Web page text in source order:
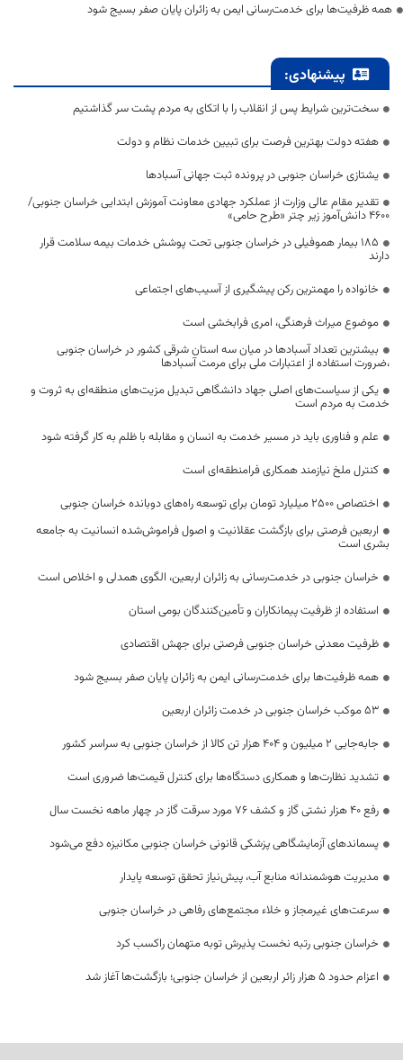
همه ظرفیت‌ها برای خدمت‌رسانی ایمن به زائران پایان صفر بسیج شود
پیشنهادی:
سخت‌ترین شرایط پس از انقلاب را با اتکای به مردم پشت سر گذاشتیم
هفته دولت بهترین فرصت برای تبیین خدمات نظام و دولت
یشتازی خراسان جنوبی در پرونده ثبت جهانی آسبادها
تقدیر مقام عالی وزارت از عملکرد جهادی معاونت آموزش ابتدایی خراسان جنوبی/
۴۶۰۰ دانش‌آموز زیر چتر «طرح حامی»
۱۸۵ بیمار هموفیلی در خراسان جنوبی تحت پوشش خدمات بیمه سلامت قرار
دارند
خانواده را مهمترین رکن پیشگیری از آسیب‌های اجتماعی
موضوع میراث فرهنگی، امری فرابخشی است
بیشترین تعداد آسبادها در میان سه استان شرقی کشور در خراسان جنوبی
،ضرورت استفاده از اعتبارات ملی برای مرمت آسبادها
یکی از سیاست‌های اصلی جهاد دانشگاهی تبدیل مزیت‌های منطقه‌ای به ثروت و
خدمت به مردم است
علم و فناوری باید در مسیر خدمت به انسان و مقابله با ظلم به کار گرفته شود
کنترل ملخ نیازمند همکاری فرامنطقه‌ای است
اختصاص 2500 میلیارد تومان برای توسعه راه‌های دوبانده خراسان جنوبی
اربعین فرصتی برای بازگشت عقلانیت و اصول فراموش‌شده انسانیت به جامعه
بشری است
خراسان جنوبی در خدمت‌رسانی به زائران اربعین، الگوی همدلی و اخلاص است
استفاده از ظرفیت پیمانکاران و تأمین‌کنندگان بومی استان
ظرفیت معدنی خراسان جنوبی فرصتی برای جهش اقتصادی
همه ظرفیت‌ها برای خدمت‌رسانی ایمن به زائران پایان صفر بسیج شود
53 موکب خراسان جنوبی در خدمت زائران اربعین
جابه‌جایی 2 میلیون و 404 هزار تن کالا از خراسان جنوبی به سراسر کشور
تشدید نظارت‌ها و همکاری دستگاه‌ها برای کنترل قیمت‌ها ضروری است
رفع 40 هزار نشتی گاز و کشف 76 مورد سرقت گاز در چهار ماهه نخست سال
پسماندهای آزمایشگاهی پزشکی قانونی خراسان جنوبی مکانیزه دفع می‌شود
مدیریت هوشمندانه منابع آب، پیش‌نیاز تحقق توسعه پایدار
سرعت‌های غیرمجاز و خلاء مجتمع‌های رفاهی در خراسان جنوبی
خراسان جنوبی رتبه نخست پذیرش توبه متهمان راکسب کرد
اعزام حدود 5 هزار زائر اربعین از خراسان جنوبی؛ بازگشت‌ها آغاز شد